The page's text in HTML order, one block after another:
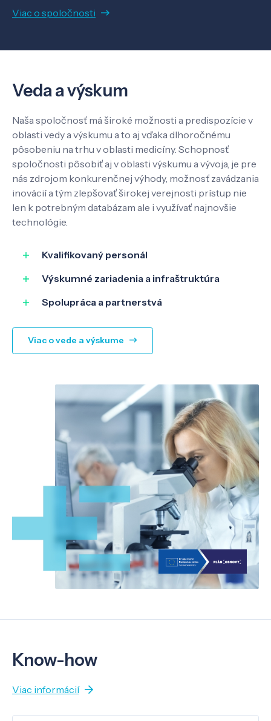
Know-how
O nás
Kontakt
SK EN
Viac o spoločnosti
Veda a výskum
Naša spoločnosť má široké možnosti a predispozície v
oblasti vedy a výskumu a to aj vďaka dlhoročnému
pôsobeniu na trhu v oblasti medicíny. Schopnosť
spoločnosti pôsobiť aj v oblasti výskumu a vývoja, je pre
nás zdrojom konkurenčnej výhody, možnosť zavádzania
inovácií a tým zlepšovať širokej verejnosti prístup nie
len k potrebným databázam ale i využívať najnovšie
technológie.
Kvalifikovaný personál
Výskumné zariadenia a infraštruktúra
Spolupráca a partnerstvá
Viac o vede a výskume
Know-how
Viac informácií